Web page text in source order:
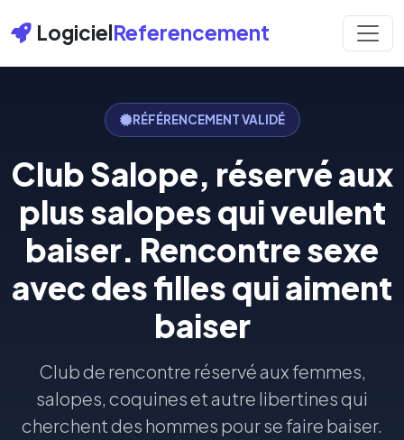
LogicielReferencement
RÉFÉRENCEMENT VALIDÉ
Club Salope, réservé aux
plus salopes qui veulent
baiser. Rencontre sexe
avec des filles qui aiment
baiser
Club de rencontre réservé aux femmes,
salopes, coquines et autre libertines qui
cherchent des hommes pour se faire baiser.